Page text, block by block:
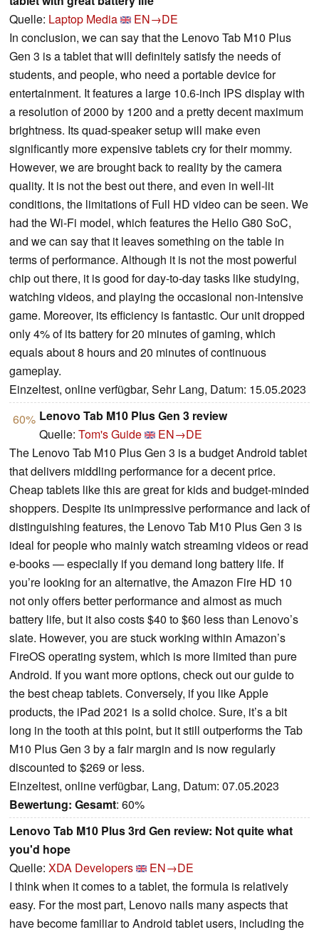
Quelle: Laptop Media
EN→DE
In conclusion, we can say that the Lenovo Tab M10 Plus
Gen 3 is a tablet that will definitely satisfy the needs of
students, and people, who need a portable device for
entertainment. It features a large 10.6-inch IPS display with
a resolution of 2000 by 1200 and a pretty decent maximum
brightness. Its quad-speaker setup will make even
significantly more expensive tablets cry for their mommy.
However, we are brought back to reality by the camera
quality. It is not the best out there, and even in well-lit
conditions, the limitations of Full HD video can be seen. We
had the Wi-Fi model, which features the Helio G80 SoC,
and we can say that it leaves something on the table in
terms of performance. Although it is not the most powerful
chip out there, it is good for day-to-day tasks like studying,
watching videos, and playing the occasional non-intensive
game. Moreover, its efficiency is fantastic. Our unit dropped
only 4% of its battery for 20 minutes of gaming, which
equals about 8 hours and 20 minutes of continuous
gameplay.
Einzeltest, online verfügbar, Sehr Lang, Datum: 15.05.2023
60% Lenovo Tab M10 Plus Gen 3 review
Quelle: Tom's Guide
EN→DE
The Lenovo Tab M10 Plus Gen 3 is a budget Android tablet
that delivers middling performance for a decent price.
Cheap tablets like this are great for kids and budget-minded
shoppers. Despite its unimpressive performance and lack of
distinguishing features, the Lenovo Tab M10 Plus Gen 3 is
ideal for people who mainly watch streaming videos or read
e-books — especially if you demand long battery life. If
you’re looking for an alternative, the Amazon Fire HD 10
not only offers better performance and almost as much
battery life, but it also costs $40 to $60 less than Lenovo’s
slate. However, you are stuck working within Amazon’s
FireOS operating system, which is more limited than pure
Android. If you want more options, check out our guide to
the best cheap tablets. Conversely, if you like Apple
products, the iPad 2021 is a solid choice. Sure, it’s a bit
long in the tooth at this point, but it still outperforms the Tab
M10 Plus Gen 3 by a fair margin and is now regularly
discounted to $269 or less.
Einzeltest, online verfügbar, Lang, Datum: 07.05.2023
Bewertung: Gesamt: 60%
Lenovo Tab M10 Plus 3rd Gen review: Not quite what
you'd hope
Quelle: XDA Developers
EN→DE
I think when it comes to a tablet, the formula is relatively
easy. For the most part, Lenovo nails many aspects that
have become familiar to Android tablet users, including the